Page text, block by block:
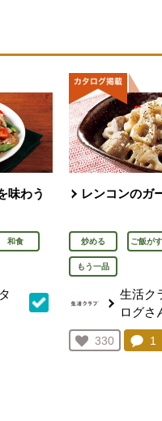
味わう
和食
ントを見る。
レンコンのガ
炒める ご飯が
もう一品
生活ク
ログさ
お気に入り登
330
人が登録
1